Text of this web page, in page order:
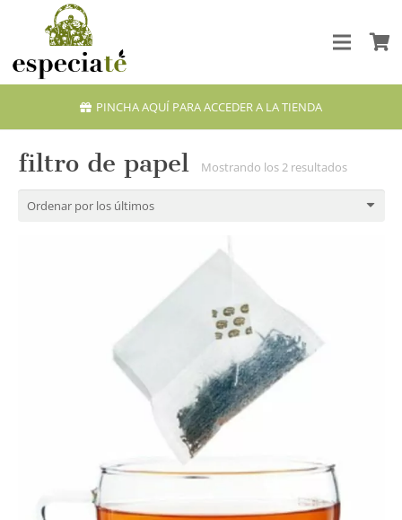
PINCHA AQUÍ PARA ACCEDER A LA TIENDA
filtro de papel Mostrando los 2 resultadosOrdenado
por